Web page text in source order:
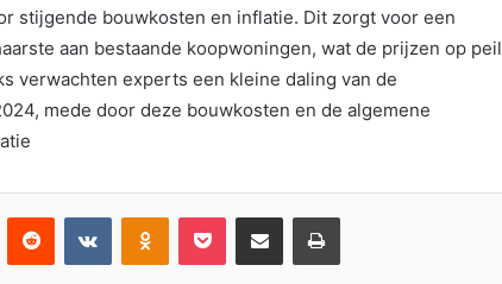
stijgende bouwkosten en inflatie. Dit zorgt voor een
aan bestaande koopwoningen, wat de prijzen op peil
verwachten experts een kleine daling van de
mede door deze bouwkosten en de algemene
Reddit VKontakteOdnoklassniki
Pocket Deel via email Print